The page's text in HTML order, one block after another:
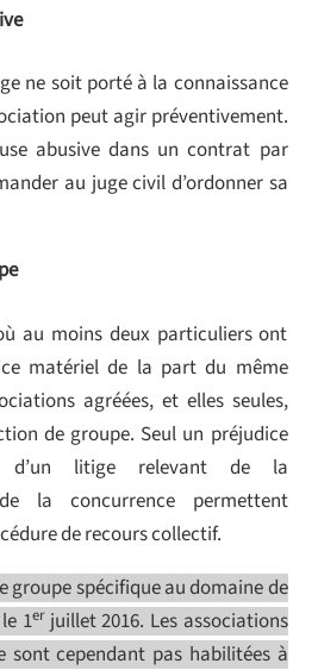
ne soit porté à la connaissance
peut agir préventivement.
abusive dans un contrat par
au juge civil d’ordonner sa
au moins deux particuliers ont
matériel de la part du même
agréées, et elles seules,
de groupe. Seul un préjudice
d’un litige relevant de la
la concurrence permettent
de recours collectif.
groupe spécifique au domaine de
1erjuillet 2016. Les associations
sont cependant pas habilitées à